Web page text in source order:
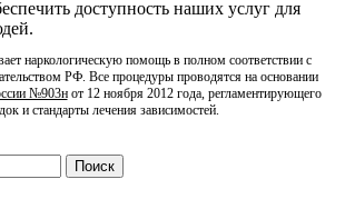
доступность наших услуг для
наркологическую помощь в полном соответствии с
РФ. Все процедуры проводятся на основании
№903нот 12 ноября 2012 года, регламентирующего
и стандарты лечения зависимостей.